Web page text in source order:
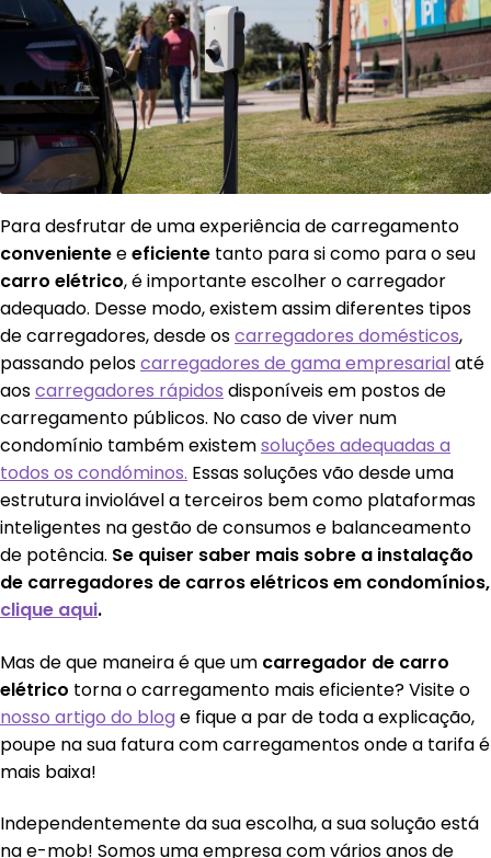
Para desfrutar de uma experiência de carregamento
convenienteeeficiente tanto para si como para o seu
carro elétrico, é importante escolher o carregador
adequado. Desse modo, existem assim diferentes tipos
de carregadores, desde oscarregadores domésticos,
passando peloscarregadores de gama empresarialaté
aoscarregadores rápidos disponíveis em postos de
carregamento públicos. No caso de viver num
condomínio também existemsoluções adequadas a
todos os condóminos. Essas soluções vão desde uma
estrutura inviolável a terceiros bem como plataformas
inteligentes na gestão de consumos e balanceamento
de potência. Se quiser saber mais sobre a instalação
de carregadores de carros elétricos em condomínios,
clique aqui.
Mas de que maneira é que um carregador de carro
elétrico torna o carregamento mais eficiente? Visite o
nosso artigo do bloge fique a par de toda a explicação,
poupe na sua fatura com carregamentos onde a tarifa é
mais baixa!
Independentemente da sua escolha, a sua solução está
na e-mob! Somos uma empresa com vários anos de